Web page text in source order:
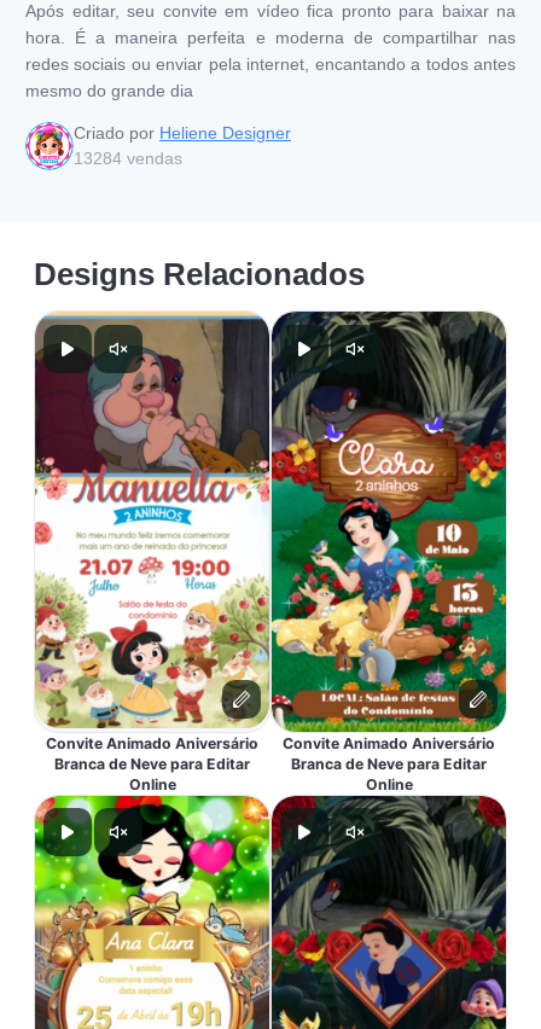
Após editar, seu convite em vídeo fica pronto para baixar na
hora. É a maneira perfeita e moderna de compartilhar nas
redes sociais ou enviar pela internet, encantando a todos antes
mesmo do grande dia
Criado por Heliene Designer
13284 vendas
Designs Relacionados
Convite Animado Aniversário
Branca de Neve para Editar
Online
Convite Animado Aniversário
Branca de Neve para Editar
Online